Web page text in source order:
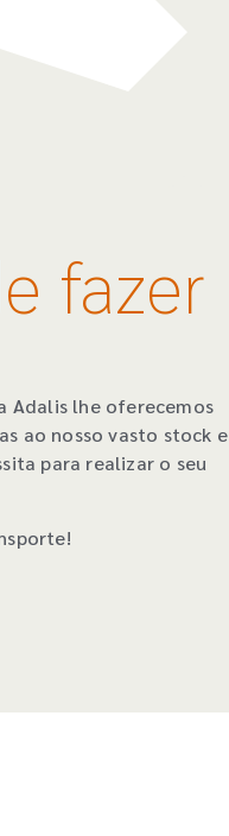
fazer
Adalis lhe oferecemos
ao nosso vasto stock e
para realizar o seu